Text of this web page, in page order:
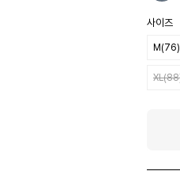
사이즈
M(76)